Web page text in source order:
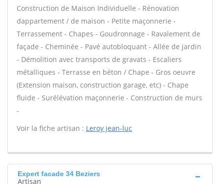
Construction de Maison Individuelle - Rénovation
dappartement / de maison - Petite maçonnerie -
Terrassement - Chapes - Goudronnage - Ravalement de
façade - Cheminée - Pavé autobloquant - Allée de jardin
- Démolition avec transports de gravats - Escaliers
métalliques - Terrasse en béton / Chape - Gros oeuvre
(Extension maison, construction garage, etc) - Chape
fluide - Surélévation maçonnerie - Construction de murs
-
Voir la fiche artisan : Leroy jean-luc
Expert facade 34 Beziers
Artisan